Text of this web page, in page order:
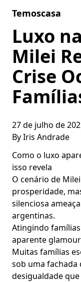
Temoscasa
Luxo
Milei
Crise
27 de julho de
ByIris Andrade
Como o luxo
isso revela
O cenário de
prosperidade,
silenciosa
argentinas.
Atingindo
aparente glamour
Muitas famílias
sob uma fachada
desigualdade